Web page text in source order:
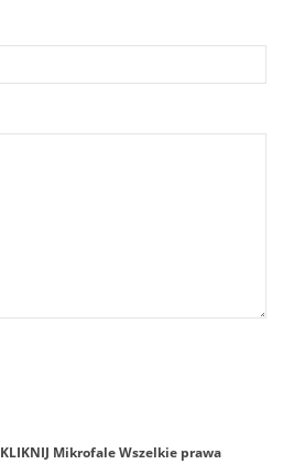
KLIKNIJ MikrofaleWszelkie prawa